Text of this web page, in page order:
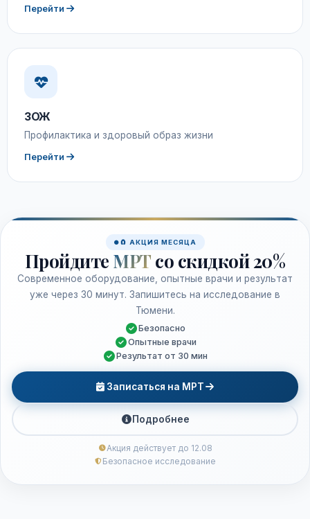
Перейти
ЗОЖ
Профилактика и здоровый образ жизни
Перейти
🧲 АКЦИЯ МЕСЯЦА
Пройдите МРТ со скидкой 20%
Современное оборудование, опытные врачи и результат
уже через 30 минут. Запишитесь на исследование в
Тюмени.
Безопасно
Опытные врачи
Результат от 30 мин
Записаться на МРТ
Подробнее
Акция действует до 12.08
Безопасное исследование